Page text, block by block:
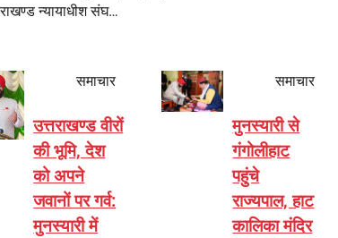
न्यायाधीश संघ…
समाचार
उत्तराखण्ड वीरों
की भूमि, देश
को अपने
जवानों पर गर्व:
मुनस्यारी में
समाचार
मुनस्यारी से
गंगोलीहाट
पहुंचे
राज्यपाल, हाट
कालिका मंदिर